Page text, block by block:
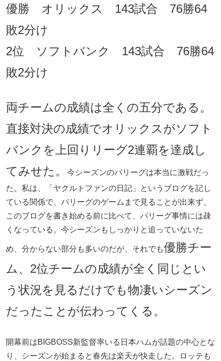
優勝 オリックス 143試合 76勝64
敗2分け
2位 ソフトバンク 143試合 76勝64
敗2分け
両チームの成績は全くの五分である。
直接対決の成績でオリックスがソフト
バンクを上回りリーグ2連覇を達成し
てみせた。
今シーズンのパリーグは本当に激戦だっ
た。私は、「ヤクルトファンの日記」というブログを記し
ている関係で、パリーグのゲームまで見ることが出来ず、
このブログを書き始める前に比べて、パリーグ事情には疎
くなっている。今シーズンもしっかりと追っていないた
め、分からない部分も多いのだが、それでも優勝チー
ム、2位チームの成績が全く同じとい
う状況を見るだけでも物凄いシーズン
だったことが伝わってくる。
開幕前はBIGBOSS新監督率いる日本ハムが話題の中心とな
り、シーズンが始まると春先は楽天が快走した。ロッテも